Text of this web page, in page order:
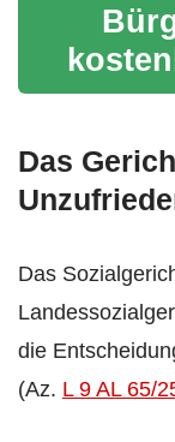
Das
Das
die
(Az. L 9 AL 65/